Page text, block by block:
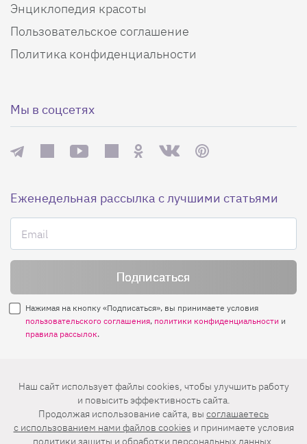
Энциклопедия красоты
Пользовательское соглашение
Политика конфиденциальности
Мы в соцсетях
Еженедельная рассылка с лучшими статьями
Нажимая на кнопку «Подписаться», вы принимаете условия
пользовательского соглашения, политики конфиденциальности и
правила рассылок.
Нашли ошибку? Выделите ее и нажмите
Ctrl+Enter
© 2026 АО «БКМ», ОГРН 1027739494584, ИНН 7705056238
127018, Москва, ул. Полковая, д. 3, стр. 4, помещение I, комн. 23
Наш сайт использует файлы cookies, чтобы улучшить работу
и повысить эффективность сайта.
Продолжая использование сайта, вы соглашаетесь
c использованием нами файлов cookies и принимаете условия
политики защиты и обработки персональных данных